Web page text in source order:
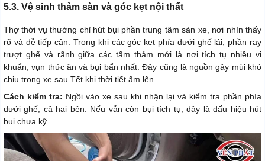
5.3. Vệ sinh thảm sàn và góc kẹt nội thất
Thợ thời vụ thường chỉ hút bụi phần trung tâm sàn xe, nơi nhìn thấy
rõ và dễ tiếp cận. Trong khi các góc kẹt phía dưới ghế lái, phần ray
trượt ghế và rãnh giữa các tấm thảm mới là nơi tích tụ nhiều vi
khuẩn, vụn thức ăn và bụi bẩn nhất. Đây cũng là nguồn gây mùi khó
chịu trong xe sau Tết khi thời tiết ấm lên.
Cách kiểm tra: Ngồi vào xe sau khi nhận lại và kiểm tra phần phía
dưới ghế, cả hai bên. Nếu vẫn còn bụi tích tụ, đây là dấu hiệu hút
bụi chưa kỹ.